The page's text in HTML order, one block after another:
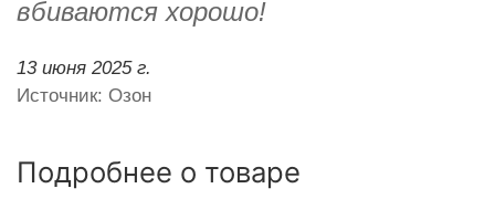
вбиваются хорошо!
13 июня 2025 г.
Источник: Озон
Подробнее о товаре